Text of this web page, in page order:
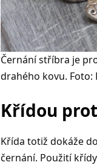
Černání stříbra je
drahého kovu. Foto:
Křídou
Křída totiž dokáže
černání. Použití